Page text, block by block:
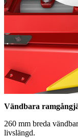
Vändbara
260 mm breda
livslängd.